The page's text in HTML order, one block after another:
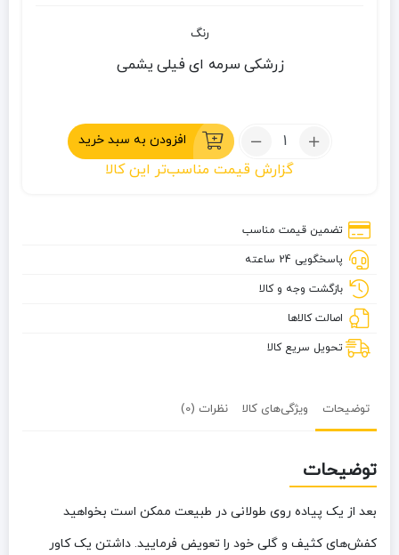
رنگ
زرشکی سرمه ای فیلی یشمی
تعداد:
کفش
گرانیت
افزودن به سبد خرید
گزارش قیمت مناسب‌تر این کالا
تضمین قیمت مناسب
پاسخگویی 24 ساعته
بازگشت وجه و کالا
اصالت کالاها
تحویل سریع کالا
توضیحات ویژگی‌های کالا نظرات (0)
توضیحات
بعد از یک پیاده روی طولانی در طبیعت ممکن است بخواهید
کفش‌های کثیف و گلی خود را تعویض فرمایید. داشتن یک کاور